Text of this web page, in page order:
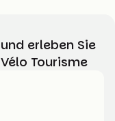
erleben Sie
Tourisme